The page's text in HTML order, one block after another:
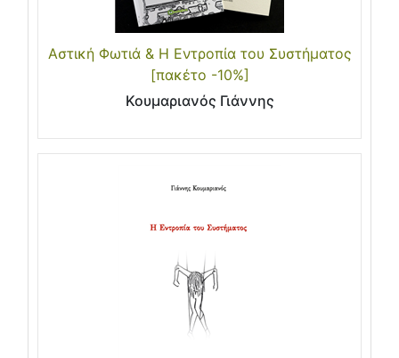
Αστική Φωτιά & Η Εντροπία του Συστήματος
[πακέτο -10%]
Κουμαριανός Γιάννης